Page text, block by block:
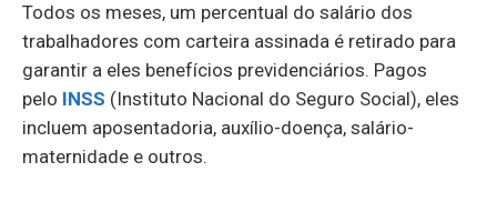
Todos os meses, um percentual do salário dos
trabalhadores com carteira assinada é retirado para
garantir a eles benefícios previdenciários. Pagos
pelo INSS (Instituto Nacional do Seguro Social), eles
incluem aposentadoria, auxílio-doença, salário-
maternidade e outros.